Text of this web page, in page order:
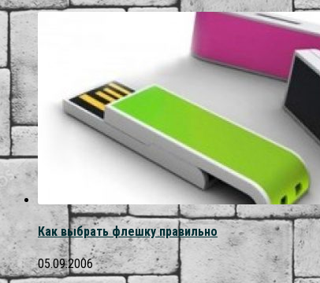
Как выбрать флешку правильно
05.09.2006